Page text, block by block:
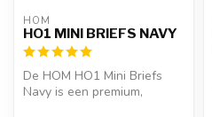
HOM
HO1 MINI BRIEFS NAVY
De HOM HO1 Mini Briefs
Navy is een premium,